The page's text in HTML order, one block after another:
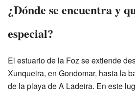
¿Dónde se encuentra y
especial?
El estuario de la Foz se extiende
Xunqueira, en Gondomar, hasta la
de la playa de A Ladeira. En este